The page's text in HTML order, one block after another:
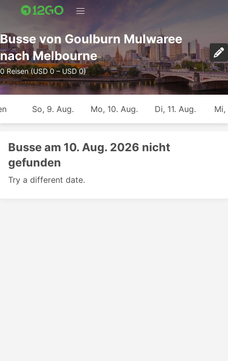
Busse von Goulburn Mulwaree
nach Melbourne
0 Reisen (USD 0 – USD 0)
So, 9. Aug. Mo, 10. Aug. Di, 11. Aug. Mi,
Busse am 10. Aug. 2026 nicht
gefunden
Try a different date.